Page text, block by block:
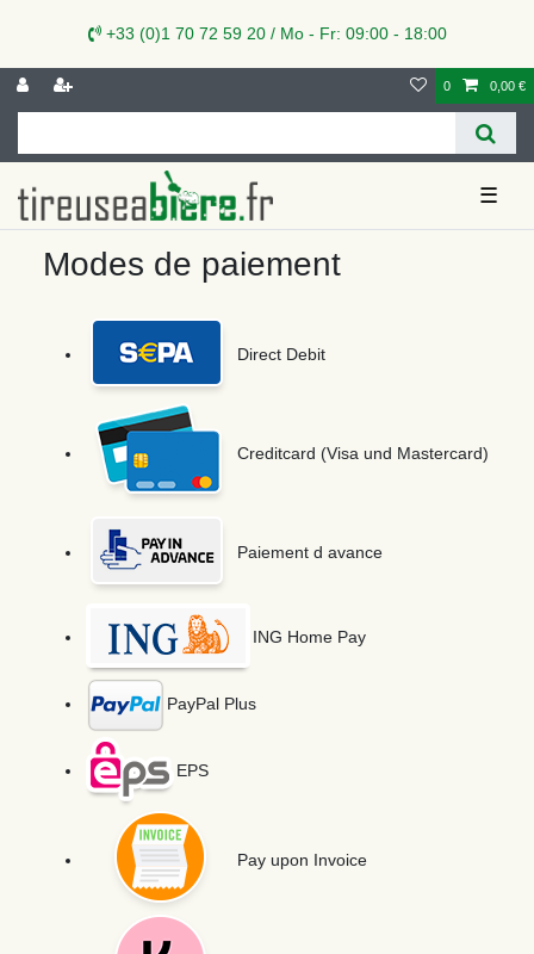
+33 (0)1 70 72 59 20 / Mo - Fr: 09:00 - 18:00
0 0,00 €
☰
Modes de paiement
Direct Debit
Creditcard (Visa und Mastercard)
Paiement d avance
ING Home Pay
PayPal Plus
EPS
Pay upon Invoice